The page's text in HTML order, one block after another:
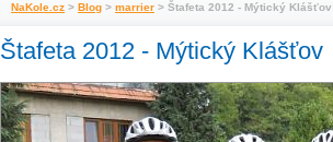
NaKole.cz > Blog > marrier > Štafeta 2012 - Mýtický Klášťov
Štafeta 2012 - Mýtický Klášťov